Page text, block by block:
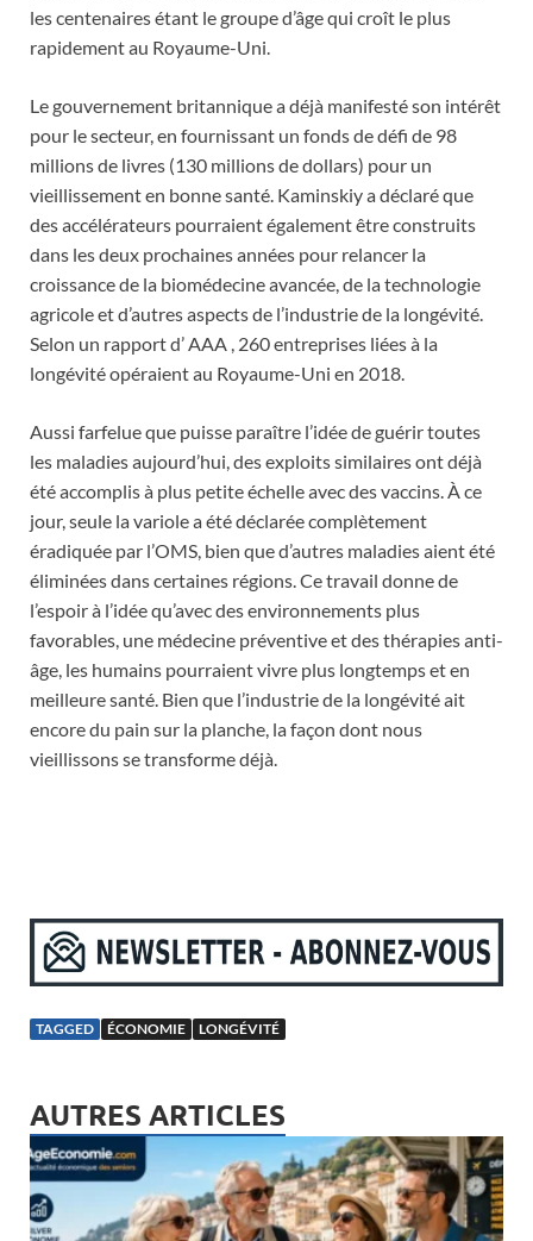
les centenaires étant le groupe d’âge qui croît le plus
rapidement au Royaume-Uni.
Le gouvernement britannique a déjà manifesté son intérêt
pour le secteur, en fournissant un fonds de défi de 98
millions de livres (130 millions de dollars) pour un
vieillissement en bonne santé. Kaminskiy a déclaré que
des accélérateurs pourraient également être construits
dans les deux prochaines années pour relancer la
croissance de la biomédecine avancée, de la technologie
agricole et d’autres aspects de l’industrie de la longévité.
Selon un rapport d’ AAA , 260 entreprises liées à la
longévité opéraient au Royaume-Uni en 2018.
Aussi farfelue que puisse paraître l’idée de guérir toutes
les maladies aujourd’hui, des exploits similaires ont déjà
été accomplis à plus petite échelle avec des vaccins. À ce
jour, seule la variole a été déclarée complètement
éradiquée par l’OMS, bien que d’autres maladies aient été
éliminées dans certaines régions. Ce travail donne de
l’espoir à l’idée qu’avec des environnements plus
favorables, une médecine préventive et des thérapies anti-
âge, les humains pourraient vivre plus longtemps et en
meilleure santé. Bien que l’industrie de la longévité ait
encore du pain sur la planche, la façon dont nous
vieillissons se transforme déjà.
TAGGED ÉCONOMIE LONGÉVITÉ
AUTRES ARTICLES